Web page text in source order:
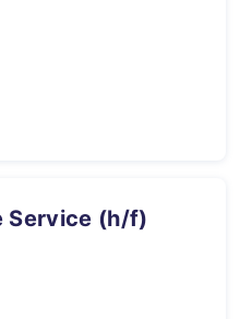
Service (h/f)